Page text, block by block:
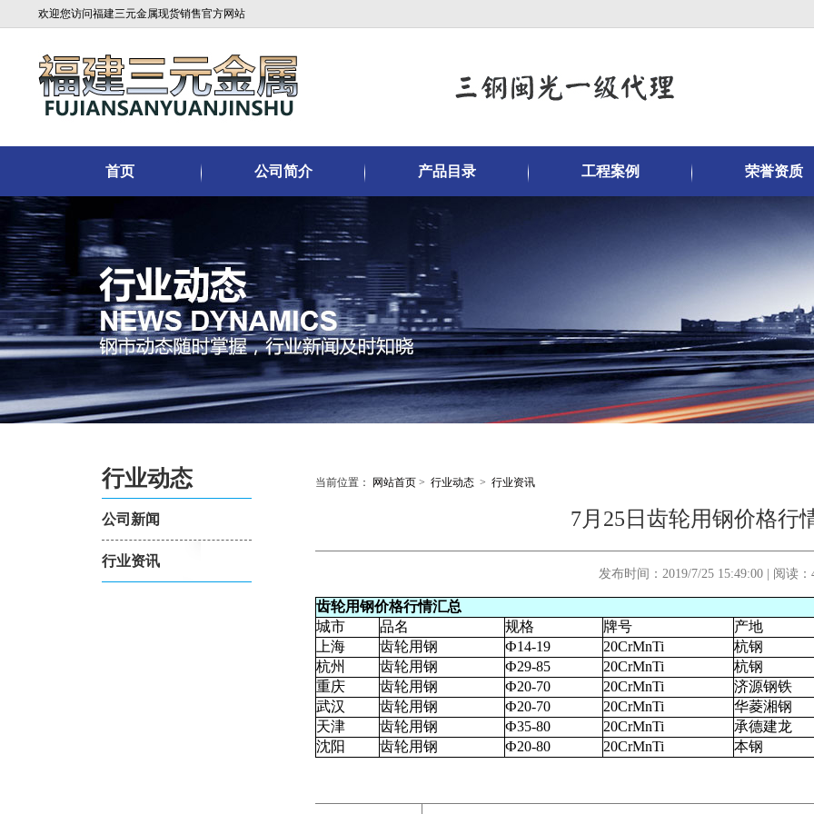
欢迎您访问福建三元金属现货销售官方网站
首页 公司简介 产品目录 工程案例 荣誉资质
行业动态
公司新闻
行业资讯
当前位置： 网站首页 > 行业动态 > 行业资讯
7月25日齿轮用钢价格行
发布时间：2019/7/25 15:49:00 | 阅读：
齿轮用钢价格行情汇总
城市
品名 规格 牌号
产地
上海
齿轮用钢 Ф14-19 20CrMnTi
杭钢
杭州
齿轮用钢 Ф29-85 20CrMnTi
杭钢
重庆
齿轮用钢 Ф20-70 20CrMnTi
济源钢铁
武汉
齿轮用钢 Ф20-70 20CrMnTi
华菱湘钢
天津
齿轮用钢 Ф35-80 20CrMnTi
承德建龙
沈阳
齿轮用钢 Ф20-80 20CrMnTi 本钢